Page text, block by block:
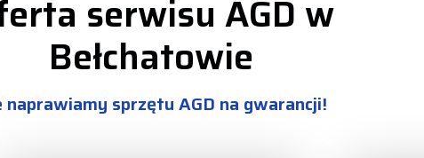
serwisu AGD w
Bełchatowie
naprawiamy sprzętu AGD na gwarancji!